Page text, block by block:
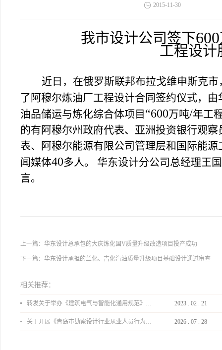
2015-11-30
我市设计公司签下600
工程设计
近日，在俄罗斯联邦布拉戈维申斯克
了阿穆尔炼油厂工程设计合同签约仪式，
油品储运与炼化综合体项目 “600万吨/年工
的有阿穆尔州政府代表、亚洲投资银行观
表、阿穆尔能源有限公司管理层和国际能
闻媒体40多人。 华东设计分公司总经理王
言。
上一篇： 华东设计总承包的大庆炼化国V质量升级改造项目投产成功
下一篇： 华东设计承担的兰化、吉化汽油质量升级项目基础设计通过审查
相关推荐：
转发关于举办《建筑电气与智能化通用规范》 GB55024-2022公益宣贯的通知 2023 . 02 . 21
关于开展《青岛市勘察设计行业从业人员行为导则》、《青岛市住宅工程设计审查品质提升指引（2026版）》宣贯活动的通知 2026 . 07 . 28